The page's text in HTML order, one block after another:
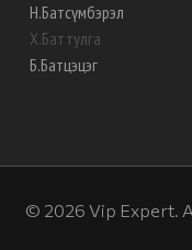
Н.Батсүмбэрэл
Х.Баттулга
Б.Батцэцэг
© 2026 Vip Expert.